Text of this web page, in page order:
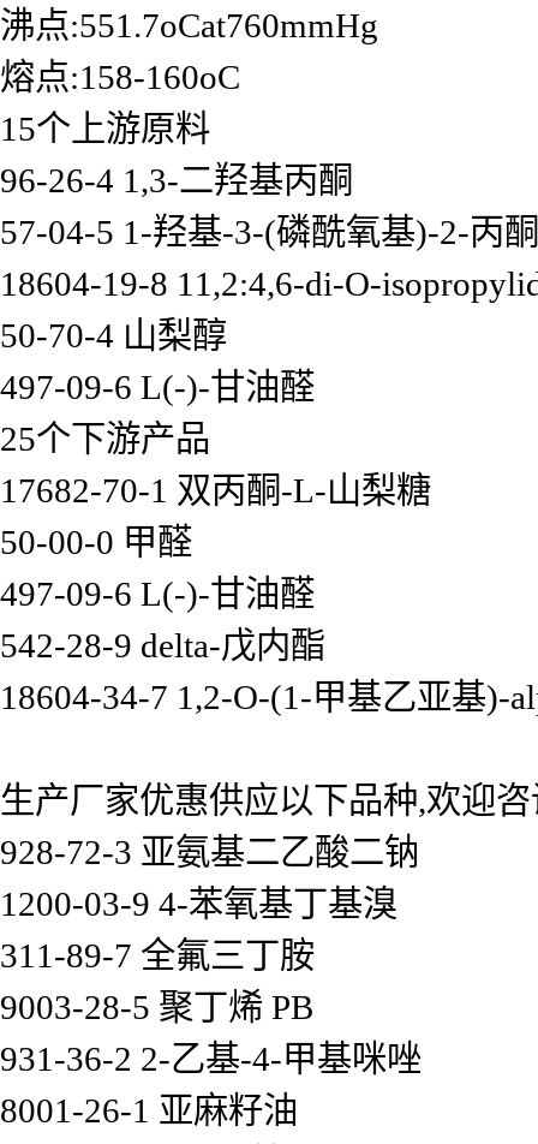
沸点:551.7oCat760mmHg
熔点:158-160oC
15个上游原料
96-26-4 1,3-二羟基丙酮
57-04-5 1-羟基-3-(磷酰氧基)-2-丙酮
18604-19-8 11,2:4,6-di-O-
50-70-4 山梨醇
497-09-6 L(-)-甘油醛
25个下游产品
17682-70-1 双丙酮-L-山梨糖
50-00-0 甲醛
497-09-6 L(-)-甘油醛
542-28-9 delta-戊内酯
18604-34-7 1,2-O-(1-甲基乙亚基)-
生产厂家优惠供应以下品种,欢迎
928-72-3 亚氨基二乙酸二钠
1200-03-9 4-苯氧基丁基溴
311-89-7 全氟三丁胺
9003-28-5 聚丁烯 PB
931-36-2 2-乙基-4-甲基咪唑
8001-26-1 亚麻籽油